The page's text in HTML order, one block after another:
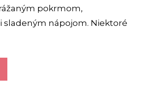
pokrmom,
sladeným nápojom. Niektoré